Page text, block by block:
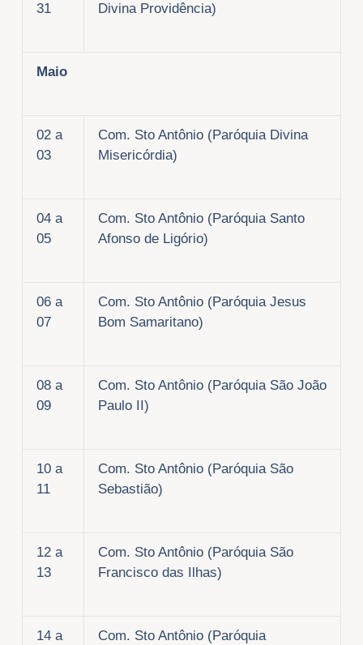
31
Divina Providência)
Maio
02 a
03
Com. Sto Antônio (Paróquia Divina
Misericórdia)
04 a
05
Com. Sto Antônio (Paróquia Santo
Afonso de Ligório)
06 a
07
Com. Sto Antônio (Paróquia Jesus
Bom Samaritano)
08 a
09
Com. Sto Antônio (Paróquia São João
Paulo II)
10 a
11
Com. Sto Antônio (Paróquia São
Sebastião)
12 a
13
Com. Sto Antônio (Paróquia São
Francisco das Ilhas)
14 a
Com. Sto Antônio (Paróquia